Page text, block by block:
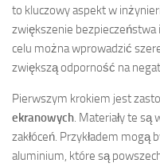
to kluczowy aspekt w
zwiększenie
celu można wprowadzić
zwiększą odporność na
Pierwszym krokiem jest
ekranowych. Materiały te są
zakłóceń. Przykładem mogą
aluminium, które są